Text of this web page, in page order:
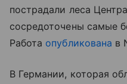
пострадали леса
сосредоточены самые
Работа опубликована в
В Германии, которая